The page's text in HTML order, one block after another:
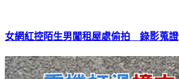
女網紅控陌生男闖租屋處偷拍 錄影蒐證